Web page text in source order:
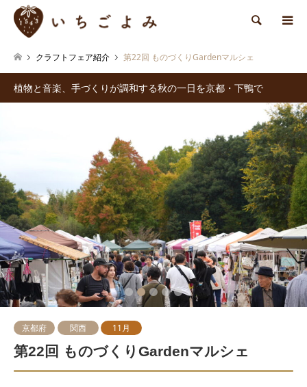
検索
クラフトフェア紹介 第22回 ものづくりGardenマルシェ
植物と音楽、手づくりが調和する秋の一日を京都・下鴨で
2 3 5
京都府 関西 11月
第22回 ものづくりGardenマルシェ